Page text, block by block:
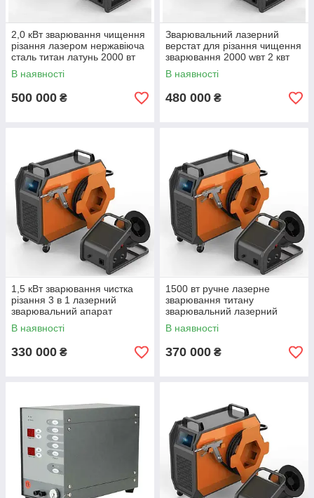
2,0 кВт зварювання чищення
різання лазером нержавіюча
сталь титан латунь 2000 вт
3в1
В наявності
500 000 ₴
Зварювальний лазерний
верстат для різання чищення
зварювання 2000 wвт 2 квт
для металів лазер
В наявності
480 000 ₴
1,5 кВт зварювання чистка
різання 3 в 1 лазерний
зварювальний апарат
оптоволоконний лазерний
1500
В наявності
330 000 ₴
1500 вт ручне лазерне
зварювання титану
зварювальний лазерний
апарат чищення різання 1,5
квт
В наявності
370 000 ₴